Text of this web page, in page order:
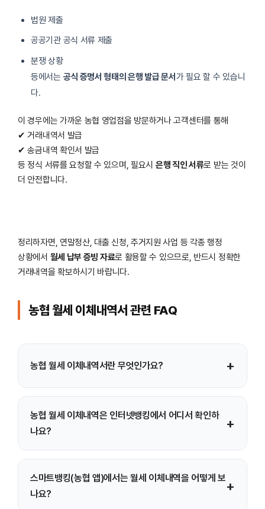
법원 제출
공공기관 공식 서류 제출
분쟁 상황
등에서는 공식 증명서 형태의 은행 발급 문서가 필요 할 수 있습니
다.
이 경우에는 가까운 농협 영업점을 방문하거나 고객센터를 통해
✔ 거래내역서 발급
✔ 송금내역 확인서 발급
등 정식 서류를 요청할 수 있으며, 필요시 은행 직인 서류로 받는 것이
더 안전합니다.
정리하자면, 연말정산, 대출 신청, 주거지원 사업 등 각종 행정
상황에서 월세 납부 증빙 자료로 활용할 수 있으므로, 반드시 정확한
거래내역을 확보하시기 바랍니다.
농협 월세 이체내역서 관련 FAQ
농협 월세 이체내역서란 무엇인가요? +
송금한 기록(이체내역/송금내역)을 확인하는 자료로, 월세
납부 증빙에 활용됩니다.
농협 월세 이체내역은 인터넷뱅킹에서 어디서 확인하
나요?
+
즉시이체결과조회’로 들어간 뒤 ‘다른금융’ 탭에서 타행 송금
내역까지 확인할 수 있습니다.
스마트뱅킹(농협 앱)에서는 월세 이체내역을 어떻게 보
나요?
+